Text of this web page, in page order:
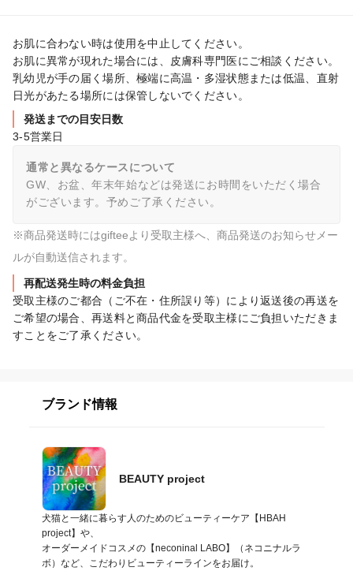
お肌に合わない時は使用を中止してください。
お肌に異常が現れた場合には、皮膚科専門医にご相談ください。
乳幼児が手の届く場所、極端に高温・多湿状態または低温、直射
日光があたる場所には保管しないでください。
発送までの目安日数
3-5営業日
通常と異なるケースについて
GW、お盆、年末年始などは発送にお時間をいただく場合
がございます。予めご了承ください。
※商品発送時にはgifteeより受取主様へ、商品発送のお知らせメー
ルが自動送信されます。
再配送発生時の料金負担
受取主様のご都合（ご不在・住所誤り等）により返送後の再送を
ご希望の場合、再送料と商品代金を受取主様にご負担いただきま
すことをご了承ください。
ブランド情報
BEAUTY project
犬猫と一緒に暮らす人のためのビューティーケア【HBAH
project】や、
オーダーメイドコスメの【neconinal LABO】（ネコニナルラ
ボ）など、こだわりビューティーラインをお届け。